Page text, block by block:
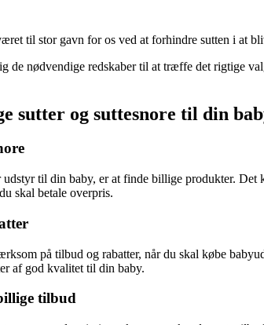
til stor gavn for os ved at forhindre sutten i at
de nødvendige redskaber til at træffe det rigtige
sutter og suttesnore til din
til din baby, er at finde billige produkter.
skal betale overpris.
på tilbud og rabatter, når du skal købe
af god kvalitet til din baby.
tilbud